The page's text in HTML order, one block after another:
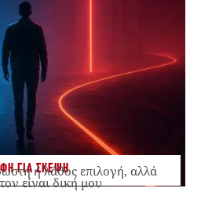
ΓΙΑ ΣΚΕΨΗ
ή λάθος επιλογή, αλλά
είναι δική μου